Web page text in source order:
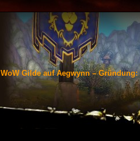
WoW Gilde auf Aegwynn – Gründung: